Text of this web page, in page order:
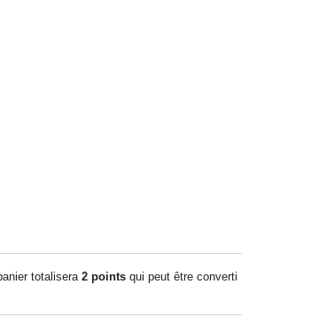
totalisera 2pointsqui peut être converti